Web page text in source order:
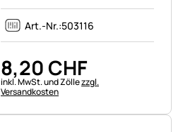
Art.-Nr.:503116
8,20CHF
Steuerhinweis:
inkl. MwSt. und Zöllezzgl.
Versandkosten